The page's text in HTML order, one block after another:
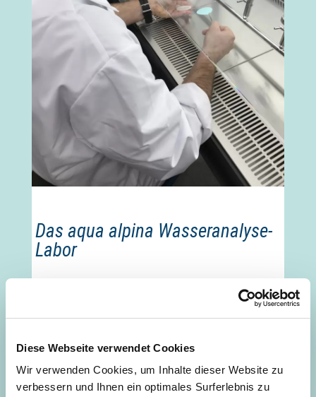
Diese Webseite verwendet Cookies
Wir verwenden Cookies, um Inhalte dieser Website zu
verbessern und Ihnen ein optimales Surferlebnis zu
Das aqua alpina Wasseranalyse-
Labor
Die Reinheit des Wassers, das aus unseren Wasserspendern
fließt hat für uns oberste Priorität. Denn in jedem Glas aqua
Die Spezialisten unseres Wasseranalyse-Labors testen sowohl
Wasserleitungsanschluss als auch unser steirisches
Alpenwasser nach neuesten, mikrobiologischen